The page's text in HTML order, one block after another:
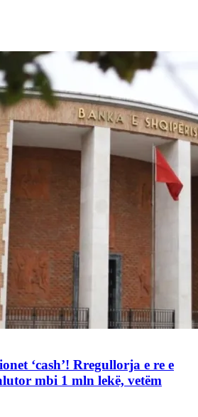
‘cash’! Rregullorja e re e
mbi 1 mln lekë, vetëm